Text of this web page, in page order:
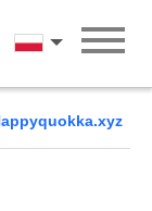
Polski